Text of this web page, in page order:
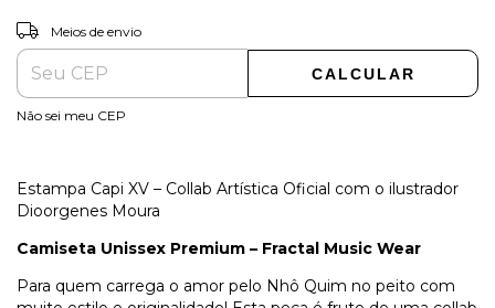
Entregas para o CEP:
Meios de envio
CALCULAR
Não sei meu CEP
Estampa Capi XV – Collab Artística Oficial com o ilustrador
Dioorgenes Moura
Camiseta Unissex Premium – Fractal Music Wear
Para quem carrega o amor pelo Nhô Quim no peito com